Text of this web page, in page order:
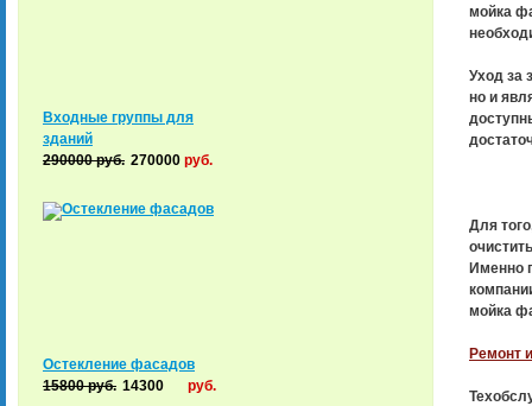
мойка
Уход за
но и
Для
Именно
мойка
Ремонт
Входные группы для
зданий
290000руб. 270000 руб.
Остекление фасадов
15800руб. 14300 руб.